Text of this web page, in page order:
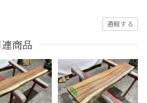
通報する
商品